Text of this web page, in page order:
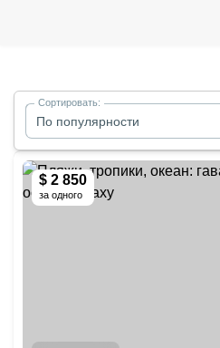
По популярности
Сортировать:
$ 2 850
за одного